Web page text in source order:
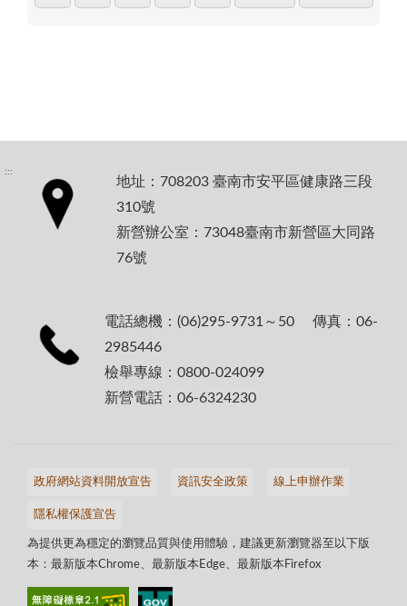
:::
地址：708203 臺南市安平區健康路三段
310號
新營辦公室：73048臺南市新營區大同路
76號
電話總機：(06)295-9731～50 傳真：06-
2985446
檢舉專線：0800-024099
新營電話：06-6324230
政府網站資料開放宣告 資訊安全政策 線上申辦作業
隱私權保護宣告
為提供更為穩定的瀏覽品質與使用體驗，建議更新瀏覽器至以下版
本：最新版本Chrome、最新版本Edge、最新版本Firefox